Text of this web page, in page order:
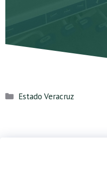
Categorías
Estado Veracruz